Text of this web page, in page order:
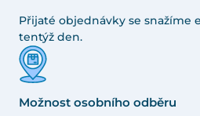
Přijaté objednávky se snažíme
tentýž den.
Možnost osobního odběru